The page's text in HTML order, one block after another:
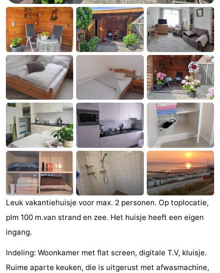
(&
breakfasts)
Campings
Hotels
Vakantiehuizen
Last
minutes
Strand
Zien
&
doen
Bezienswaardigheden
-
Musea
-
Galeries
-
Monumenten
-
Kerken
Leuk vakantiehuisje voor max. 2 personen. Op toplocatie,
plm 100 m.van strand en zee. Het huisje heeft een eigen
ingang.
Indeling: Woonkamer met flat screen, digitale T.V, kluisje.
Ruime aparte keuken, die is uitgerust met afwasmachine,